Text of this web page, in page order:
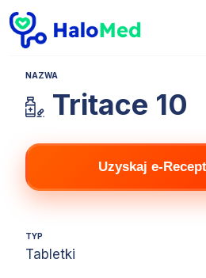
NAZWA
Tritace 10
Uzyskaj e-
TYP
Tabletki